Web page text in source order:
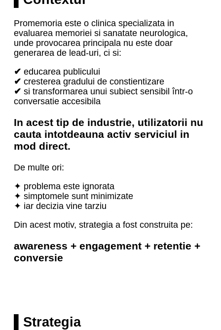
Promemoria este o clinica specializata in
evaluarea memoriei si sanatate neurologica,
unde provocarea principala nu este doar
generarea de lead-uri, ci si:
✔ educarea publicului
✔ cresterea gradului de constientizare
✔ si transformarea unui subiect sensibil într-o
conversatie accesibila
In acest tip de industrie, utilizatorii nu
cauta intotdeauna activ serviciul in
mod direct.
De multe ori:
✦ problema este ignorata
✦ simptomele sunt minimizate
✦ iar decizia vine tarziu
Din acest motiv, strategia a fost construita pe:
awareness + engagement + retentie +
conversie
▌Strategia